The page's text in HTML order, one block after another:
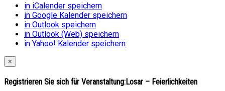
in iCalender speichern
in Google Kalender speichern
in Outlook speichern
in Outlook (Web) speichern
in Yahoo! Kalender speichern
×
Registrieren Sie sich für Veranstaltung:Losar – Feierlichkeiten